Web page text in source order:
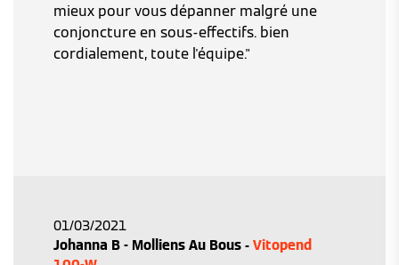
mieux pour vous dépanner malgré une
conjoncture en sous-effectifs. bien
cordialement, toute l'équipe."
01/03/2021
Johanna B - Molliens Au Bous - Vitopend